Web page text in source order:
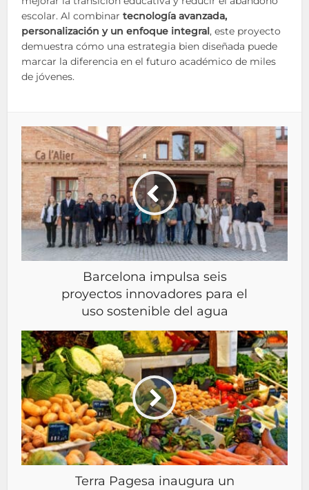
escolar. Al combinartecnología avanzada,
personalización y un enfoque integral, este proyecto
demuestra cómo una estrategia bien diseñada puede
marcar la diferencia en el futuro académico de miles
de jóvenes.
Barcelona impulsa seis
proyectos innovadores para el
uso sostenible del agua
Terra Pagesa inaugura un